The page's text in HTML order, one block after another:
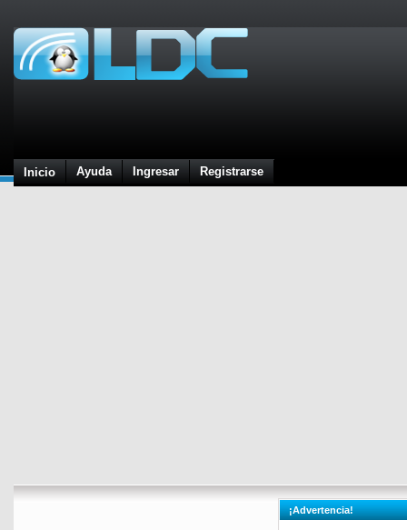
Inicio Ayuda Ingresar Registrarse
¡Advertencia!